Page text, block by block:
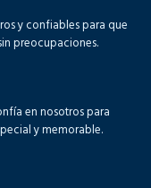
y confiables para que
preocupaciones.
en nosotros para
y memorable.